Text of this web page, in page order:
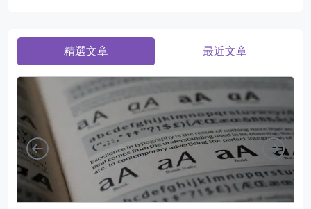
精選文章 最近文章
向左 向右